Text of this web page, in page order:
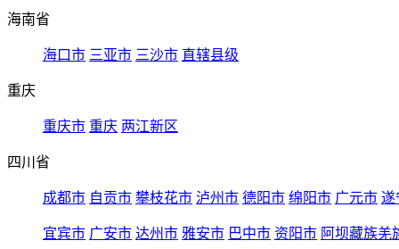
海南省
海口市 三亚市 三沙市 直辖县级
重庆
重庆市 重庆 两江新区
四川省
成都市 自贡市 攀枝花市 泸州市 德阳市 绵阳市 广元市 遂
宜宾市 广安市 达州市 雅安市 巴中市 资阳市 阿坝藏族羌